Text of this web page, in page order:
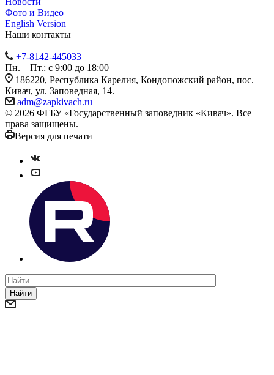
Фото и Видео
English Version
Наши контакты
+7-8142-445033
Пн. – Пт.: с 9:00 до 18:00
186220, Республика Карелия, Кондопожский район, пос.
Кивач, ул. Заповедная, 14.
adm@zapkivach.ru
© 2026 ФГБУ «Государственный заповедник «Кивач». Все
права защищены.
Версия для печати
Найти